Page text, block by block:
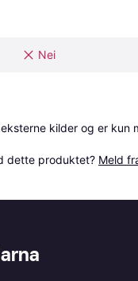
Nei
kilder og er kun
dette produktet? Meld